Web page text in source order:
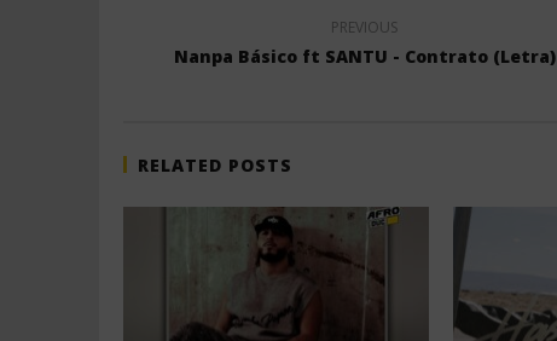
PREVIOUS
Nanpa Básico ft SANTU - Contrato (Letra)
RELATED POSTS